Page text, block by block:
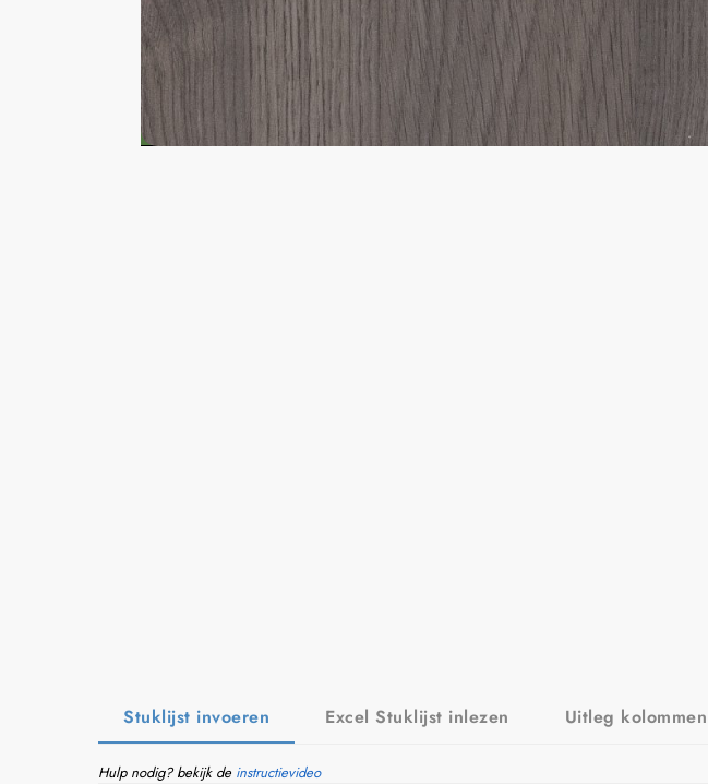
Stuklijst invoeren Excel Stuklijst inlezen Uitleg kolommen
Hulp nodig? bekijk de instructievideo